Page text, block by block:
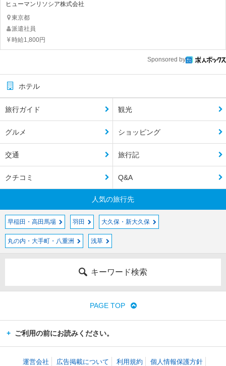
ヒューマンリソシア株式会社
東京都
派遣社員
時給1,800円
Sponsored by
ホテル
旅行ガイド 観光
グルメ ショッピング
交通 旅行記
クチコミ Q&A
人気の旅行先
早稲田・高田馬場 羽田 大久保・新大久保
丸の内・大手町・八重洲 浅草
キーワード検索
PAGE TOP
ご利用の前にお読みください。
運営会社 広告掲載について 利用規約 個人情報保護方針